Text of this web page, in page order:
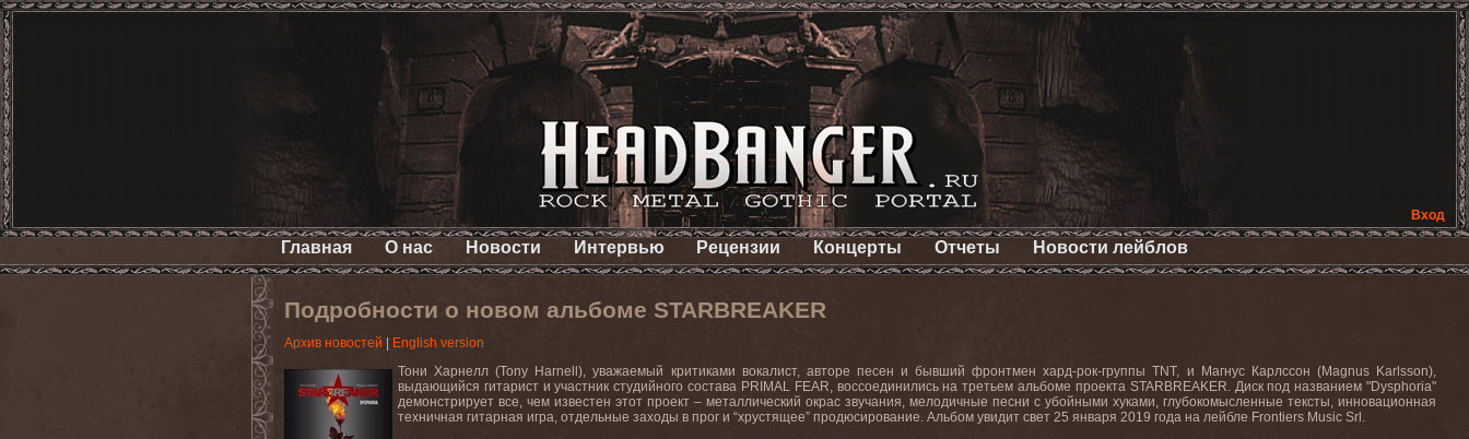
Вход
Главная О нас Новости Интервью Рецензии Концерты Отчеты Новости лейблов
Подробности о новом альбоме STARBREAKER
Архив новостей
English version
Тони Харнелл (Tony Harnell), уважаемый критиками вокалист, авторе песен и бывший фронтмен хард-рок-группыTNT, и Магнус Карлссон (Magnus Karlsson),
выдающийся гитарист и участник студийного состава PRIMAL FEAR, воссоединились на третьем альбоме проекта STARBREAKER. Диск под названием "Dysphoria"
демонстрирует все, чем известен этот проект – металлический окрас звучания, мелодичные песни с убойными хуками, глубокомысленные тексты, инновационная
техничная гитарная игра, отдельные заходы в прог и “хрустящее” продюсирование. Альбом увидит свет 25 января 2019 года на лейбле Frontiers Music Srl .